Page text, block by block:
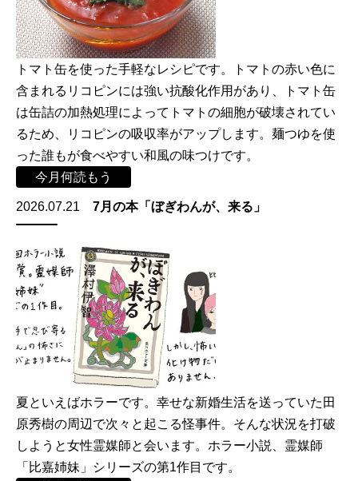
トマト缶を使った手軽なレシピです。トマトの赤い色に
含まれるリコピンには強い抗酸化作用があり、トマト缶
は缶詰の加熱処理によってトマトの細胞が破壊されてい
るため、リコピンの吸収率がアップします。麺つゆを使
った誰もが食べやすい和風の味つけです。
今月何読もう
2026.07.21 7月の本「ぼぎわんが、来る」
夏といえばホラーです。幸せな新婚生活を送っていた田
原秀樹の周辺で次々と起こる怪事件。そんな状況を打破
しようと女性霊媒師と会います。ホラー小説、霊媒師
「比嘉姉妹」シリーズの第1作目です。